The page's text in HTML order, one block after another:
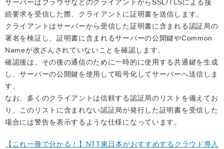
サーバーはブラウザなどのクライアントからSSL/TLSによる接
続要求を受信した際、クライアントに証明書を送信します。
クライアントはサーバーから受信した証明書に含まれる認証局の
署名を検証し、証明書に含まれるサーバーの公開鍵やCommon
Nameが改ざんされていないことを確認します。
確認後は、その後の通信のために一時的に使用する共通鍵を生成
し、サーバーの公開鍵を使用して暗号化してサーバーへ送信しま
す。
なお、多くのクライアントは信頼する認証局のリストを備えてお
り、このリストに含まれない認証局が発行した証明書を受信した
場合には警告を表示するような仕様になっています。
【これ一冊で分かる！】NTT東日本がおすすめするクラウド導入